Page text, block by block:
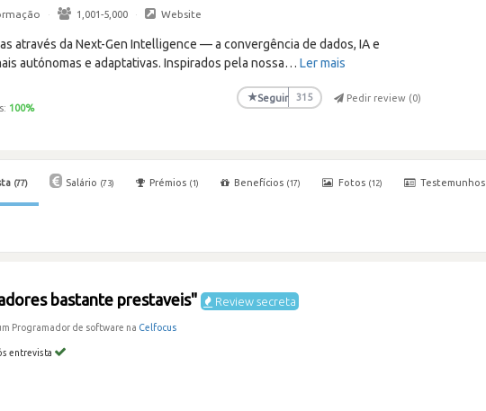
· 1,001-5,000 · Website
através da Next-Gen Intelligence — a convergência de dados, IA e
autónomas e adaptativas. Inspirados pela nossa… Ler mais
100%
★Seguir 315 Pedir review (0)
(77) Salário (73) Prémios (1) Benefícios (17) Fotos (12) Testemunhos
bastante prestaveis" Review secreta
Programador de software na Celfocus
entrevista